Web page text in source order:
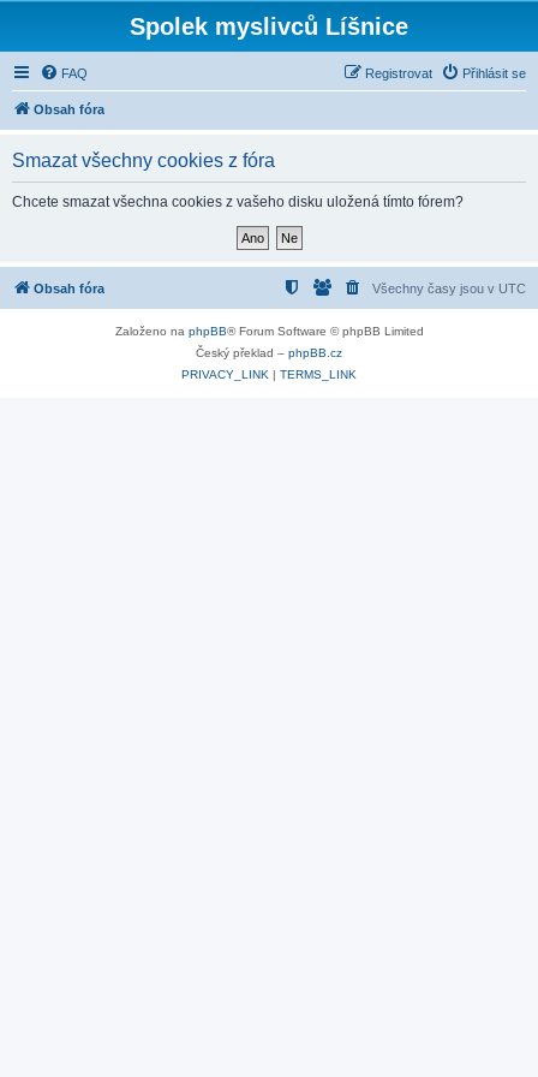
Spolek myslivců Líšnice
FAQ Přihlásit se
Registrovat
Obsah fóra
Smazat všechny cookies z fóra
Chcete smazat všechna cookies z vašeho disku uložená tímto fórem?
Obsah fóra Všechny časy jsou v UTC
Založeno na phpBB® Forum Software © phpBB Limited
Český překlad – phpBB.cz
PRIVACY_LINK | TERMS_LINK